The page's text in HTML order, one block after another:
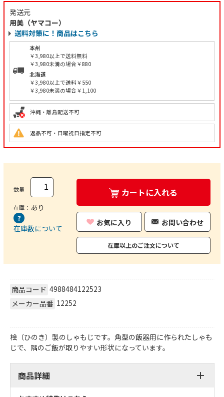
発送元
用美（ヤマコー）
送料対策に！商品はこちら
本州
￥3,980以上で送料無料
￥3,980未満の場合￥880
北海道
￥3,980以上で送料￥550
￥3,980未満の場合￥1,100
沖縄・離島配送不可
返品不可・日曜祝日指定不可
数量
在庫： あり
在庫数について
カートに入れる
お気に入り お問い合わせ
在庫以上のご注文について
商品コード 4988484122523
メーカー品番 12252
桧（ひのき）製のしゃもじです。角型の飯器用に作られたしゃも
じで、隅のご飯が取りやすい形状になっています。
商品詳細